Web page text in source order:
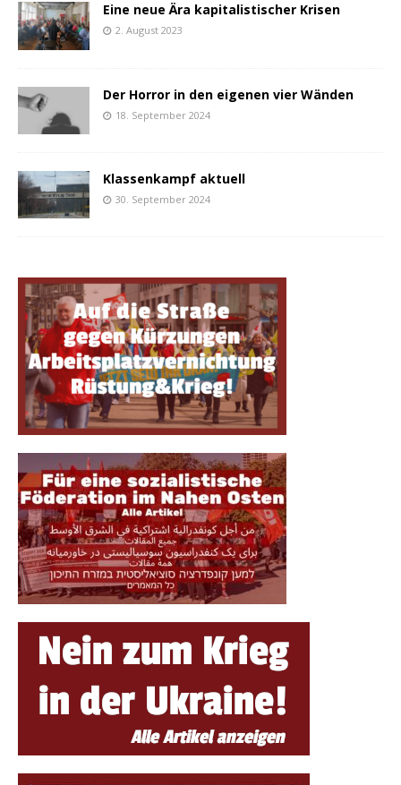
Eine neue Ära kapitalistischer Krisen
2. August 2023
Der Horror in den eigenen vier Wänden
18. September 2024
Klassenkampf aktuell
30. September 2024